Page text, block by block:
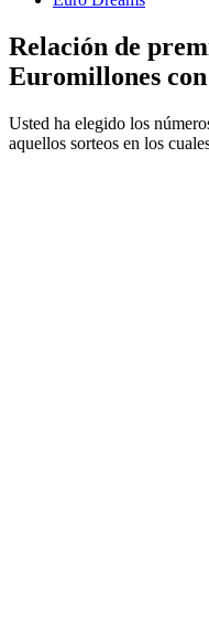
Relación de
Euromillones
Usted ha elegido los
aquellos sorteos en los